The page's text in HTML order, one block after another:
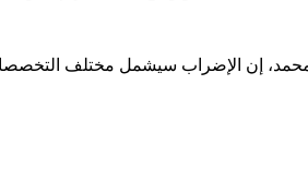
محمد، إن الإضراب سيشمل مختلف